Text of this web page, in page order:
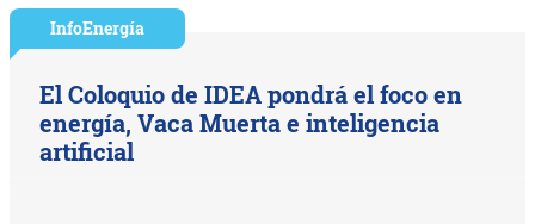
InfoEnergía
El Coloquio de IDEA pondrá el foco en
energía, Vaca Muerta e inteligencia
artificial